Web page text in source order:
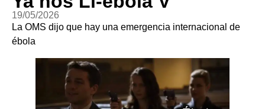
19/05/2026
La OMS dijo que hay una emergencia internacional de
ébola